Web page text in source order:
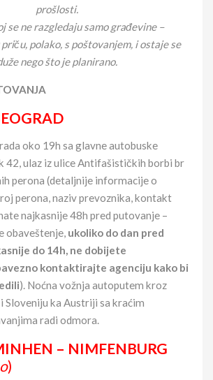
prošlosti.
se ne razgledaju samo građevine –
polako, s poštovanjem, i ostaje se
nego što je planirano.
oko 19h sa glavne autobuske
42, ulaz iz ulice Antifašističkih borbi br
perona (detaljnije informacije o
perona, naziv prevoznika, kontakt
najkasnije 48h pred putovanje –
obaveštenje, ukoliko do dan pred
do 14h, ne dobijete
kontaktirajte agenciju kako bi
). Noćna vožnja autoputem kroz
Sloveniju ka Austriji sa kraćim
radi odmora.
– NIMFENBURG
)